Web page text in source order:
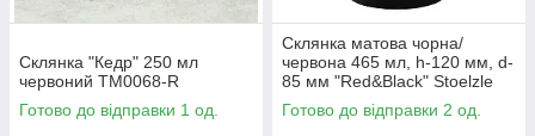
Склянка "Кедр" 250 мл
червоний TM0068-R
Готово до відправки 1 од.
Склянка матова чорна/
червона 465 мл, h-120 мм, d-
85 мм "Red&Black" Stoelzle
Готово до відправки 2 од.